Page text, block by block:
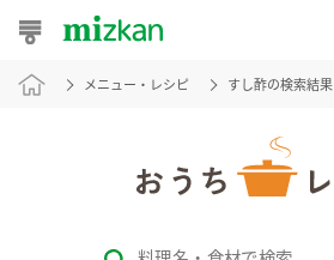
おうちレシピ
メニュー・レシピ すし酢の検索結果